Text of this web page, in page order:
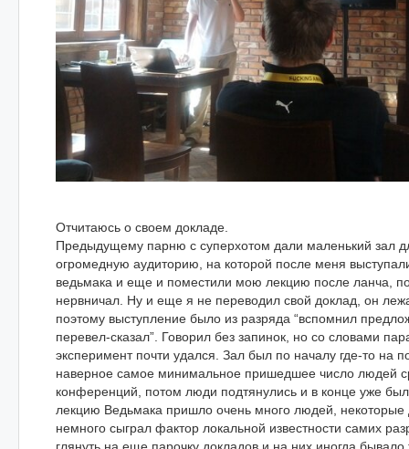
Отчитаюсь о своем докладе.
Предыдущему парню с суперхотом дали маленький зал
огромедную аудиторию, на которой после меня
ведьмака и еще и поместили мою лекцию после ланча,
нервничал. Ну и еще я не переводил свой доклад, он
поэтому выступление было из разряда “вспомнил
перевел-сказал”. Говорил без запинок, но со словами
эксперимент почти удался. Зал был по началу где-то на
наверное самое минимальное пришедшее число людей
конференций, потом люди подтянулись и в конце уже
лекцию Ведьмака пришло очень много людей, некоторые
немного сыграл фактор локальной известности самих